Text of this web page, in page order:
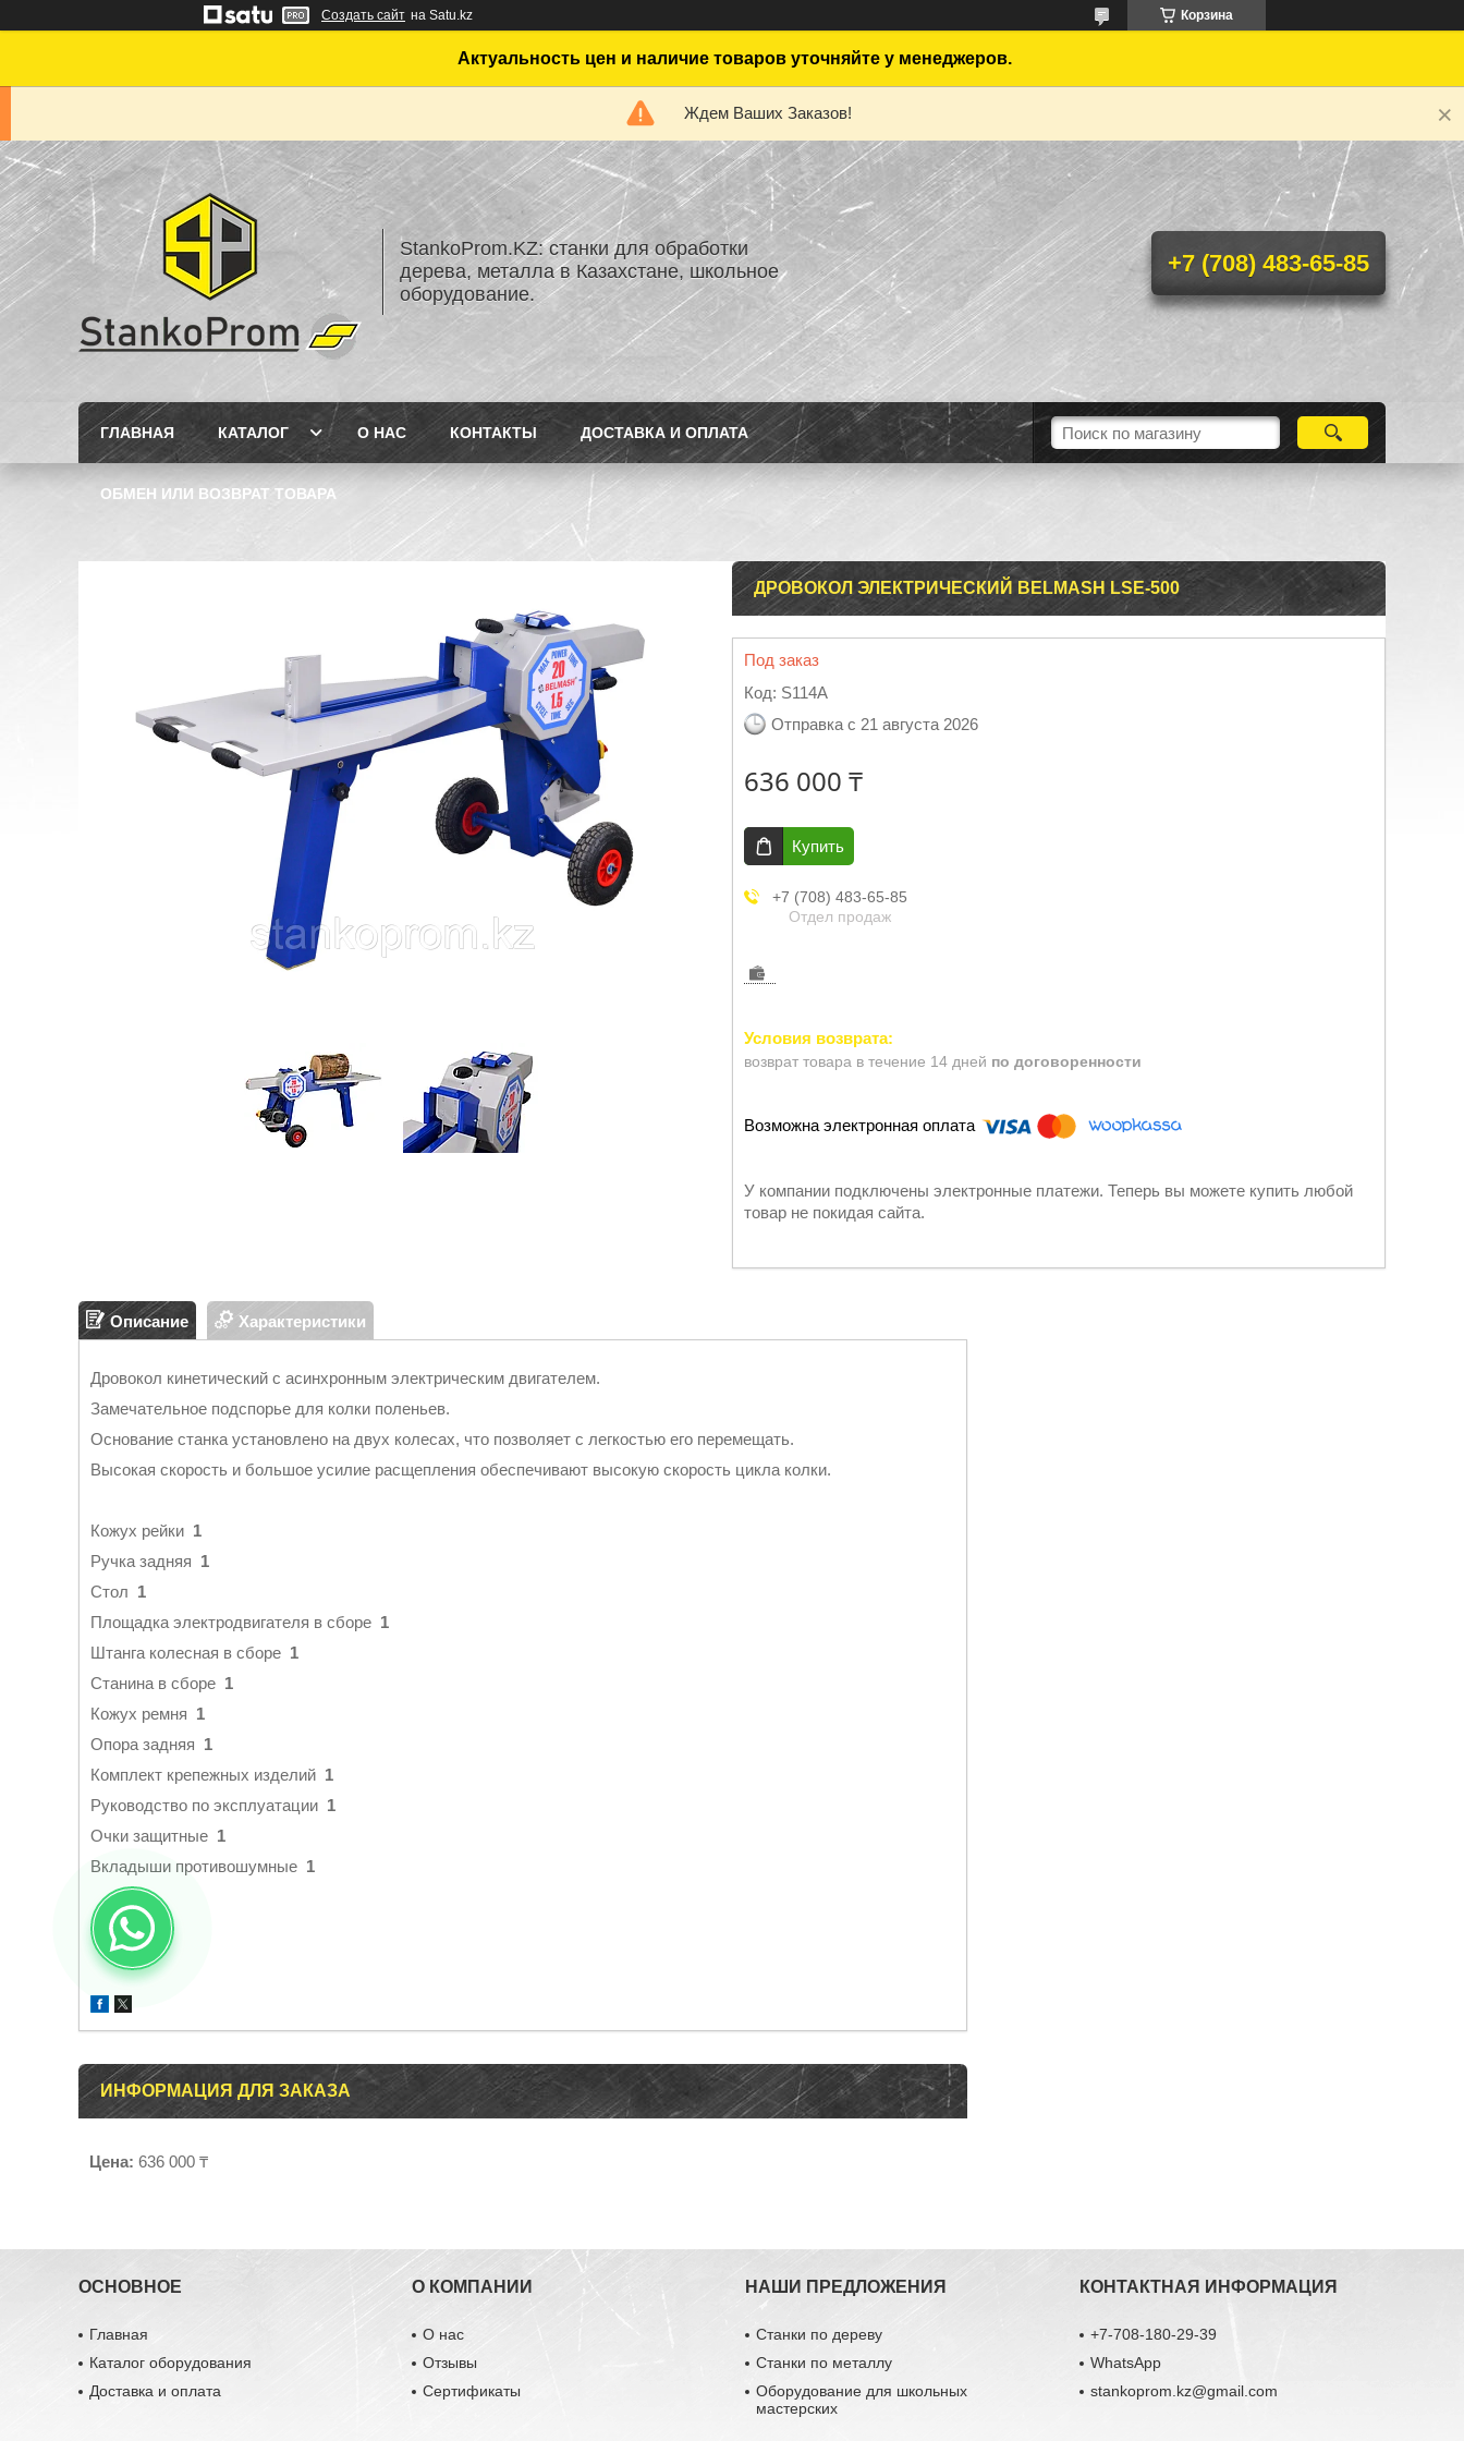
Создать сайт на Satu.kz Корзина
Актуальность цен и наличие товаров уточняйте у менеджеров.
Ждем Ваших Заказов!
StankoProm.KZ: станки для обработки
дерева, металла в Казахстане, школьное
оборудование.
+7 (708) 483-65-85
ГЛАВНАЯ КАТАЛОГ О НАС КОНТАКТЫ ДОСТАВКА И ОПЛАТА
ОБМЕН ИЛИ ВОЗВРАТ ТОВАРА
ДРОВОКОЛ ЭЛЕКТРИЧЕСКИЙ BELMASH LSE-500
Под заказ
Код: S114A
Отправка с 21 августа 2026
636 000 ₸
Купить
+7 (708) 483-65-85
Отдел продаж
возврат товара в течение 14 дней по договоренности
У компании подключены электронные платежи. Теперь вы можете купить любой
товар не покидая сайта.
Описание Характеристики
Дровокол кинетический с асинхронным электрическим двигателем.
Замечательное подспорье для колки поленьев.
Основание станка установлено на двух колесах, что позволяет с легкостью его перемещать.
Высокая скорость и большое усилие расщепления обеспечивают высокую скорость цикла колки.
Кожух рейки 1
Ручка задняя 1
Стол 1
Площадка электродвигателя в сборе 1
Штанга колесная в сборе 1
Станина в сборе 1
Кожух ремня 1
Опора задняя 1
Комплект крепежных изделий 1
Руководство по эксплуатации 1
Очки защитные 1
Вкладыши противошумные 1
ИНФОРМАЦИЯ ДЛЯ ЗАКАЗА
Цена: 636 000 ₸
ОСНОВНОЕ
Главная
Каталог оборудования
Доставка и оплата
О КОМПАНИИ
О нас
Отзывы
Сертификаты
НАШИ ПРЕДЛОЖЕНИЯ
Станки по дереву
Станки по металлу
Оборудование для школьных
мастерских
КОНТАКТНАЯ ИНФОРМАЦИЯ
+7-708-180-29-39
WhatsApp
stankoprom.kz@gmail.com